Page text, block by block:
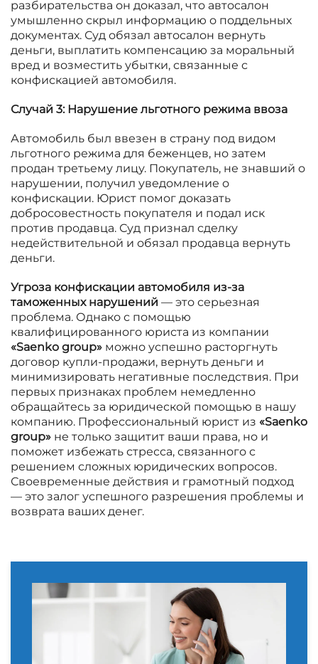
разбирательства он доказал, что автосалон
умышленно скрыл информацию о поддельных
документах. Суд обязал автосалон вернуть
деньги, выплатить компенсацию за моральный
вред и возместить убытки, связанные с
конфискацией автомобиля.
Случай 3: Нарушение льготного режима ввоза
Автомобиль был ввезен в страну под видом
льготного режима для беженцев, но затем
продан третьему лицу. Покупатель, не знавший о
нарушении, получил уведомление о
конфискации. Юрист помог доказать
добросовестность покупателя и подал иск
против продавца. Суд признал сделку
недействительной и обязал продавца вернуть
деньги.
Угроза конфискации автомобиля из-за
таможенных нарушений — это серьезная
проблема. Однако с помощью
квалифицированного юриста из компании
«Saenko group» можно успешно расторгнуть
договор купли-продажи, вернуть деньги и
минимизировать негативные последствия. При
первых признаках проблем немедленно
обращайтесь за юридической помощью в нашу
компанию. Профессиональный юрист из «Saenko
group» не только защитит ваши права, но и
поможет избежать стресса, связанного с
решением сложных юридических вопросов.
Своевременные действия и грамотный подход
— это залог успешного разрешения проблемы и
возврата ваших денег.